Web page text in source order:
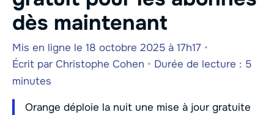
dès maintenant
Mis en ligne le 18 octobre 2025 à 17h17 •
Écrit par Christophe Cohen • Durée de lecture : 5
minutes
Orange déploie la nuit une mise à jour gratuite